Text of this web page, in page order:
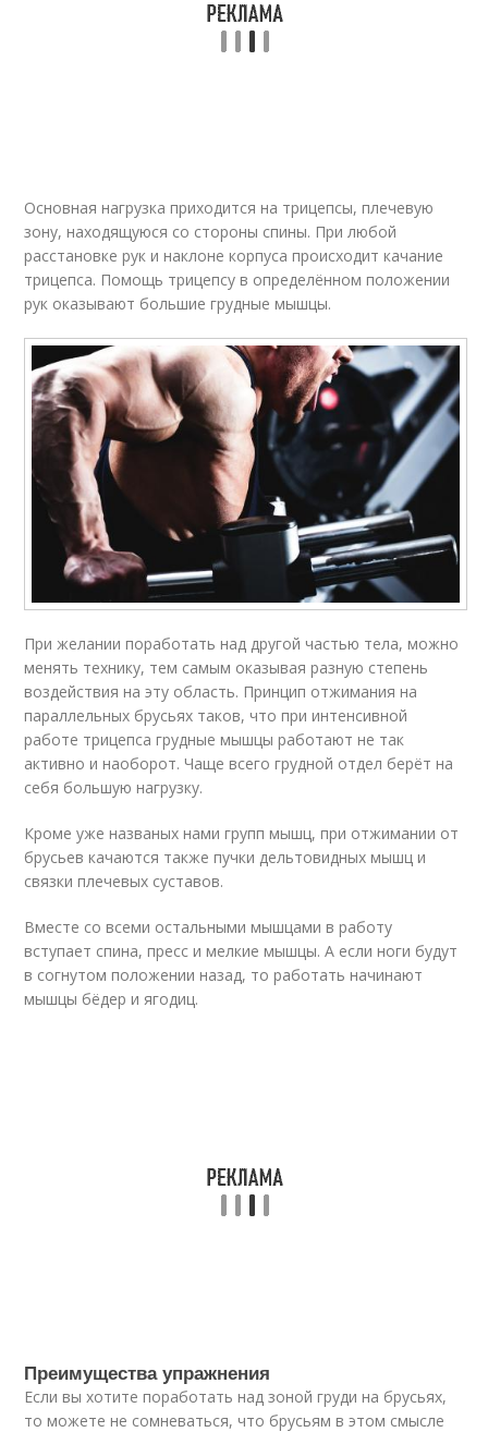
Основная нагрузка приходится на трицепсы, плечевую
зону, находящуюся со стороны спины. При любой
расстановке рук и наклоне корпуса происходит качание
трицепса. Помощь трицепсу в определённом положении
рук оказывают большие грудные мышцы.
При желании поработать над другой частью тела, можно
менять технику, тем самым оказывая разную степень
воздействия на эту область. Принцип отжимания на
параллельных брусьях таков, что при интенсивной
работе трицепса грудные мышцы работают не так
активно и наоборот. Чаще всего грудной отдел берёт на
себя большую нагрузку.
Кроме уже названых нами групп мышц, при отжимании от
брусьев качаются также пучки дельтовидных мышц и
связки плечевых суставов.
Вместе со всеми остальными мышцами в работу
вступает спина, пресс и мелкие мышцы. А если ноги будут
в согнутом положении назад, то работать начинают
мышцы бёдер и ягодиц.
Преимущества упражнения
Если вы хотите поработать над зоной груди на брусьях,
то можете не сомневаться, что брусьям в этом смысле